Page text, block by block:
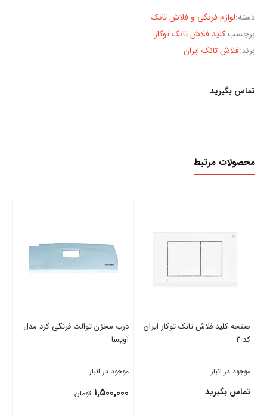
دسته:لوازم فرنگی و فلاش تانک
برچسب:کلید فلاش تانک توکار
برند:فلاش تانک ایران
تماس بگیرید
محصولات مرتبط
صفحه کلید فلاش تانک توکار ایران
کد 4
موجود در انبار
تماس بگیرید
درب مخزن توالت فرنگی کرد مدل
آویسا
موجود در انبار
۱,۵۰۰,۰۰۰ تومان